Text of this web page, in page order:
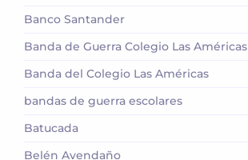
Banco Santander
Banda de Guerra Colegio Las Américas
Banda del Colegio Las Américas
bandas de guerra escolares
Batucada
Belén Avendaño